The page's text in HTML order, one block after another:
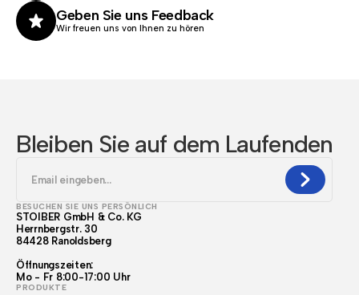
Geben Sie uns Feedback
Wir freuen uns von Ihnen zu hören
Bleiben Sie auf dem Laufenden
BESUCHEN SIE UNS PERSÖNLICH
STOIBER GmbH & Co. KG
Herrnbergstr. 30
84428 Ranoldsberg
Öffnungszeiten:
Mo - Fr 8:00-17:00 Uhr
PRODUKTE